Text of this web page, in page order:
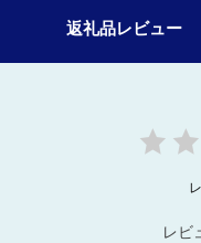
返礼品レビュー
レビ